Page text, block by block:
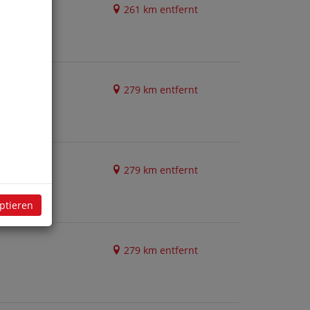
261 km entfernt
279 km entfernt
279 km entfernt
279 km entfernt